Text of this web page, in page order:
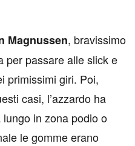
Magnussen, bravissimo
per passare alle slick e
primissimi giri. Poi,
casi, l’azzardo ha
in zona podio o
le gomme erano